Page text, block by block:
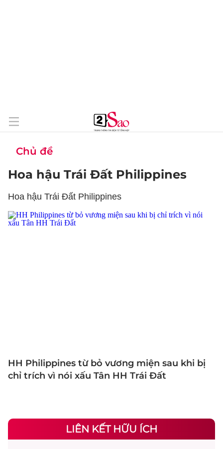
Chủ đề
Hoa hậu Trái Đất Philippines
Hoa hậu Trái Đất Philippines
HH Philippines từ bỏ vương miện sau khi bị
chỉ trích vì nói xấu Tân HH Trái Đất
LIÊN KẾT HỮU ÍCH